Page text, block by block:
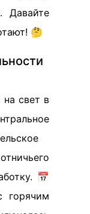
Давайте
🤔
свет в
📅
горячим